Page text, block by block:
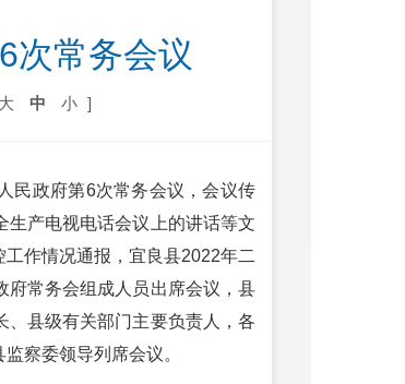
次常务会议
大 中 小 ]
民政府第6次常务会议，会议传
生产电视电话会议上的讲话等文
作情况通报，宜良县2022年二
府常务会组成人员出席会议，县
、县级有关部门主要负责人，各
察委领导列席会议。